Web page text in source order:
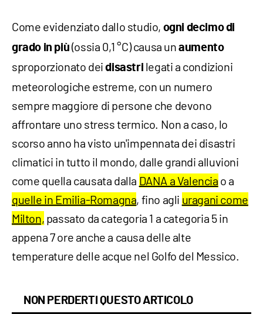
Come evidenziato dallo studio, ogni decimo di
grado in più (ossia 0,1 °C) causa unaumento
sproporzionato deidisastri legati a condizioni
meteorologiche estreme, con un numero
sempre maggiore di persone che devono
affrontare uno stress termico. Non a caso, lo
scorso anno ha visto un'impennata dei disastri
climatici in tutto il mondo, dalle grandi alluvioni
come quella causata dalla DANA a Valencia o a
quelle in Emilia-Romagna, fino agli uragani come
Milton, passato da categoria 1 a categoria 5 in
appena 7 ore anche a causa delle alte
temperature delle acque nel Golfo del Messico.
NON PERDERTI QUESTO ARTICOLO